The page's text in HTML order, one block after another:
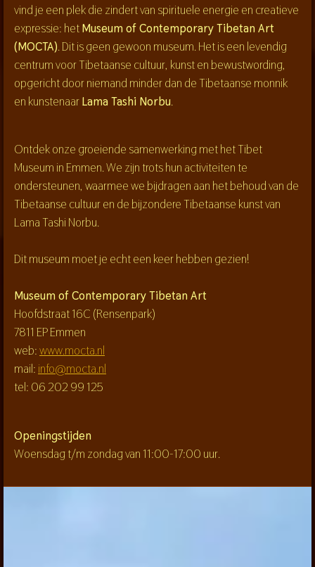
vind je een plek die zindert van spirituele energie en creatieve
expressie: hetMuseum of Contemporary Tibetan Art
(MOCTA). Dit is geen gewoon museum. Het is een levendig
centrum voor Tibetaanse cultuur, kunst en bewustwording,
opgericht door niemand minder dan de Tibetaanse monnik
en kunstenaarLama Tashi Norbu.
Ontdek onze groeiende samenwerking met het Tibet
Museum in Emmen. We zijn trots hun activiteiten te
ondersteunen, waarmee we bijdragen aan het behoud van de
Tibetaanse cultuur en de bijzondere Tibetaanse kunst van
Lama Tashi Norbu.
Dit museum moet je echt een keer hebben gezien!
Museum of Contemporary Tibetan Art
Hoofdstraat 16C (Rensenpark)
7811 EP Emmen
web:www.mocta.nl
mail: info@mocta.nl
tel: 06 202 99 125
Openingstijden
Woensdag t/m zondag van 11:00-17:00 uur.